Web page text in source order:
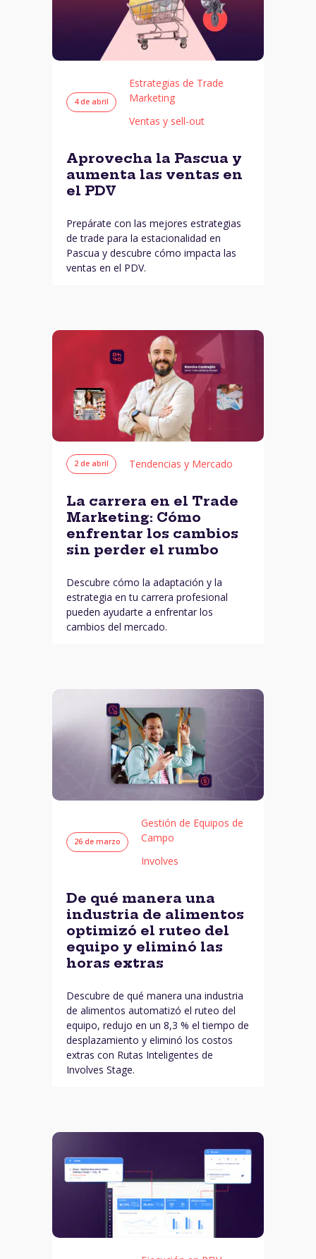
4 de abril
Estrategias de Trade
Marketing
Ventas y sell-out
Aprovecha la Pascua y
aumenta las ventas en
el PDV
Prepárate con las mejores estrategias
de trade para la estacionalidad en
Pascua y descubre cómo impacta las
ventas en el PDV.
2 de abril Tendencias y Mercado
La carrera en el Trade
Marketing: Cómo
enfrentar los cambios
sin perder el rumbo
Descubre cómo la adaptación y la
estrategia en tu carrera profesional
pueden ayudarte a enfrentar los
cambios del mercado.
26 de marzo
Gestión de Equipos de
Campo
Involves
De qué manera una
industria de alimentos
optimizó el ruteo del
equipo y eliminó las
horas extras
Descubre de qué manera una industria
de alimentos automatizó el ruteo del
equipo, redujo en un 8,3 % el tiempo de
desplazamiento y eliminó los costos
extras con Rutas Inteligentes de
Involves Stage.